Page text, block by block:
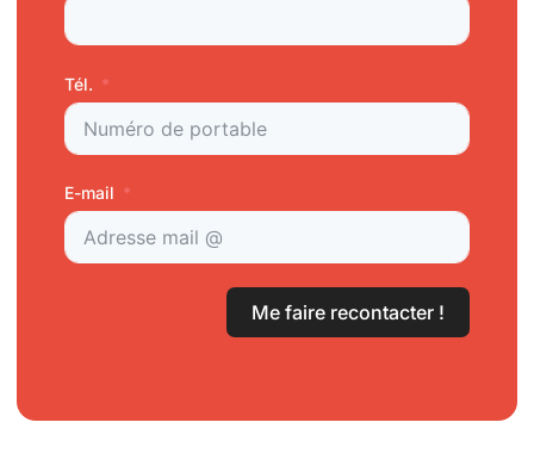
Tél.
E-mail
Me faire recontacter !